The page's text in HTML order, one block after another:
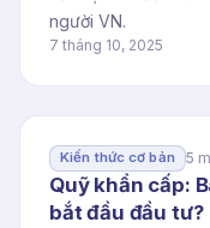
người VN.
7 tháng 10, 2025
Kiến thức cơ bản 5
Quỹ khẩn cấp:
bắt đầu đầu tư?